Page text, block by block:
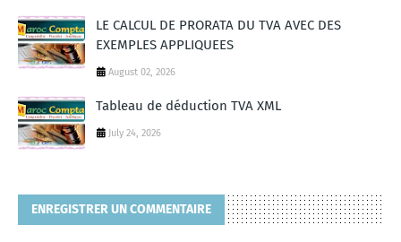
LE CALCUL DE PRORATA DU TVA AVEC DES
EXEMPLES APPLIQUEES
August 02, 2026
Tableau de déduction TVA XML
July 24, 2026
ENREGISTRER UN COMMENTAIRE